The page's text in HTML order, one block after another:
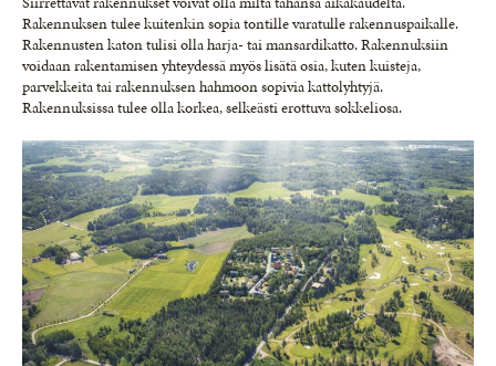
Rakennuksen tulee kuitenkin sopia tontille varatulle rakennuspaikalle.
Rakennusten katon tulisi olla harja- tai mansardikatto. Rakennuksiin
voidaan rakentamisen yhteydessä myös lisätä osia, kuten kuisteja,
parvekkeita tai rakennuksen hahmoon sopivia kattolyhtyjä.
Rakennuksissa tulee olla korkea, selkeästi erottuva sokkeliosa.